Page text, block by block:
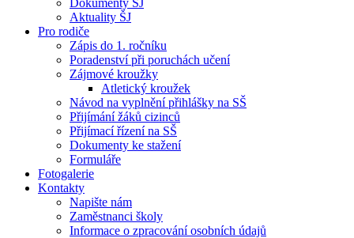
Dokumenty ŠJ
Aktuality ŠJ
Pro rodiče
Zápis do 1. ročníku
Poradenství při poruchách učení
Zájmové kroužky
Atletický kroužek
Návod na vyplnění přihlášky na SŠ
Přijímání žáků cizinců
Přijímací řízení na SŠ
Dokumenty ke stažení
Formuláře
Fotogalerie
Kontakty
Napište nám
Zaměstnanci školy
Informace o zpracování osobních údajů